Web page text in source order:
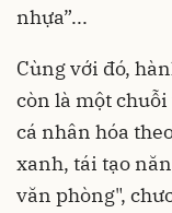
nhựa”...
Cùng với đó,
còn là một
cá nhân hóa
xanh, tái tạo
văn phòng",